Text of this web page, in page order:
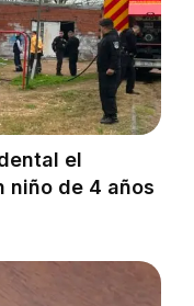
el
niño de 4 años